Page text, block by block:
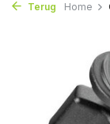
Terug Home